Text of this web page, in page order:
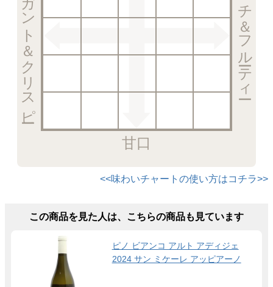
リッチ＆フルーティー
甘口
エレガント＆クリスピー
<<味わいチャートの使い方はコチラ>>
この商品を見た人は、こちらの商品も見ています
ピノ ビアンコ アルト アディジェ
2024 サン ミケーレ アッピアーノ